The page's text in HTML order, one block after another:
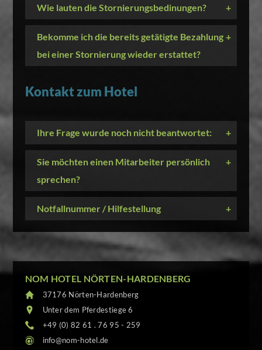
Wie lauten die Stornierungsbedinungen? +
Bekomme ich die bereits getätigte Bezahlung
bei einer Stornierung wieder erstattet?
+
Kontakt zum Hotel
Ihre Frage wurde noch nicht beantwortet: +
Sie möchten einen Mitarbeiter persönlich
sprechen?
+
Notfallnummer / Hilfestellung +
NOM HOTEL NÖRTEN-HARDENBERG
37176 Nörten-Hardenberg
Unter dem Pferdestiege 6
+49 (0) 82 61 . 76 95 - 259
info@nom-hotel.de